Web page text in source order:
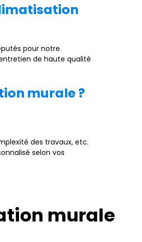
pour notre
de haute qualité
murale ?
des travaux, etc.
selon vos
murale